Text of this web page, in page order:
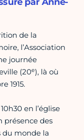
de la
l’Association
journée
(20e), là où
1915.
en l’église
présence des
du monde la